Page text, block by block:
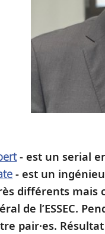
- est un serial
- est un
différents mais
de l’ESSEC.
pair·es.